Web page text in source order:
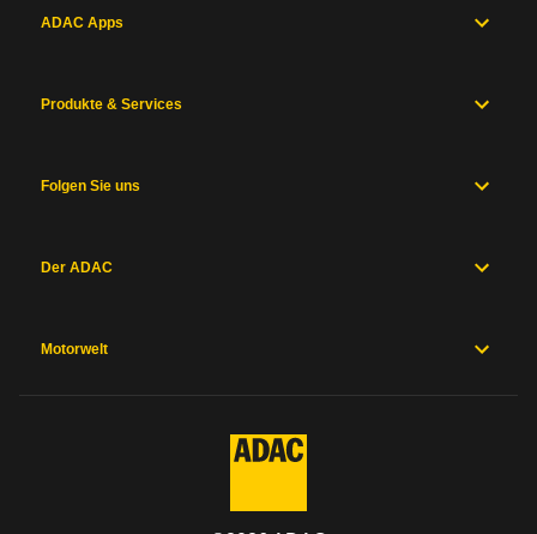
ADAC Apps
Produkte & Services
Folgen Sie uns
Der ADAC
Motorwelt